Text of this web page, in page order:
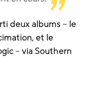
deux albums – le
et le
– via Southern